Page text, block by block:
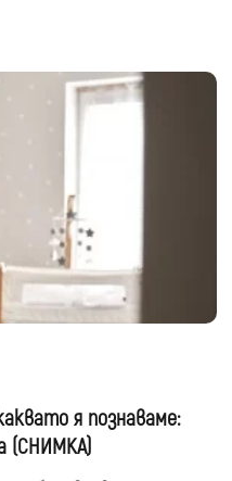
я познаваме:
(СНИМКА)